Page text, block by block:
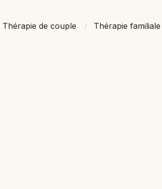
Thérapie de couple Thérapie familiale